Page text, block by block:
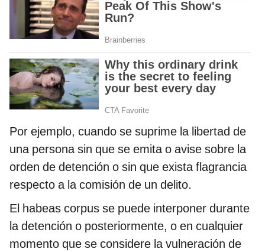
Por ejemplo, cuando se suprime la libertad de
una persona sin que se emita o avise sobre la
orden de detención o sin que exista flagrancia
respecto a la comisión de un delito.
El habeas corpus se puede interponer durante
la detención o posteriormente, o en cualquier
momento que se considere la vulneración de